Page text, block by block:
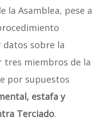
la Asamblea, pese a
sobre la
tres miembros de la
por supuestos
estafa y
Terciado.